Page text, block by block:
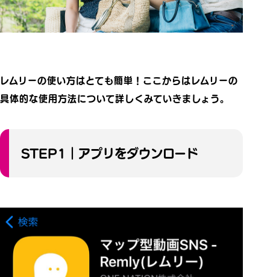
レムリーの使い方はとても簡単！ここからはレムリーの
具体的な使用方法について詳しくみていきましょう。
STEP1｜アプリをダウンロード